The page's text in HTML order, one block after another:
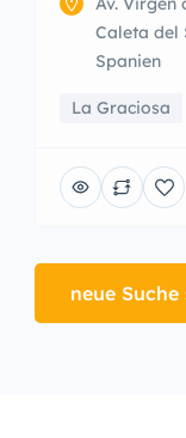
Caleta del
Spanien
La Graciosa
neue